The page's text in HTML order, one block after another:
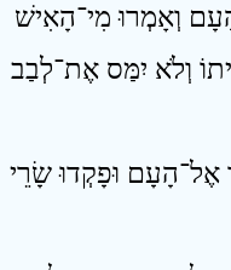
וְאָמְרוּ מִי־הָאִישׁ
וְלֹא יִמַּס אֶת־לְבַב
אֶל־הָעָם וּפָקְדוּ שָׂרֵי